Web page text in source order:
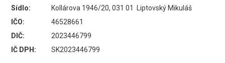
Sídlo:
Kollárova 1946/20, 031 01 Liptovský Mikuláš
IČO:
46528661
DIČ:
2023446799
IČ DPH:
SK2023446799